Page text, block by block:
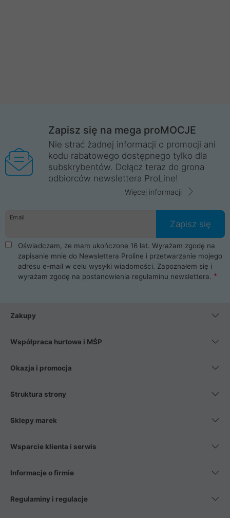
Zapisz się na mega proMOCJE
Nie strać żadnej informacji o promocji ani
kodu rabatowego dostępnego tylko dla
subskrybentów. Dołącz teraz do grona
odbiorców newslettera ProLine!
Więcej informacji
Email
Zapisz się
Oświadczam, że mam ukończone 16 lat. Wyrażam zgodę na
zapisanie mnie do Newslettera Proline i przetwarzanie mojego
adresu e-mail w celu wysyłki wiadomości. Zapoznałem się i
wyrażam zgodę na postanowienia regulaminu newslettera.
Zakupy
Współpraca hurtowa i MŚP
Okazja i promocja
Struktura strony
Sklepy marek
Wsparcie klienta i serwis
Informacje o firmie
Regulaminy i regulacje